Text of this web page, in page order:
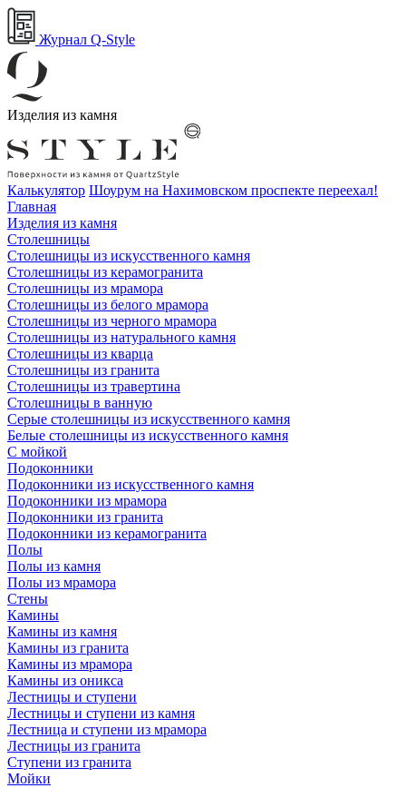
Журнал Q-Style
Изделия из камня
Калькулятор Шоурум на Нахимовском проспекте переехал!
Главная
Изделия из камня
Столешницы
Столешницы из искусственного камня
Столешницы из керамогранита
Столешницы из мрамора
Столешницы из белого мрамора
Столешницы из черного мрамора
Столешницы из натурального камня
Столешницы из кварца
Столешницы из гранита
Столешницы из травертина
Столешницы в ванную
Серые столешницы из искусственного камня
Белые столешницы из искусственного камня
С мойкой
Подоконники
Подоконники из искусственного камня
Подоконники из мрамора
Подоконники из гранита
Подоконники из керамогранита
Полы
Полы из камня
Полы из мрамора
Стены
Камины
Камины из камня
Камины из гранита
Камины из мрамора
Камины из оникса
Лестницы и ступени
Лестницы и ступени из камня
Лестница и ступени из мрамора
Лестницы из гранита
Ступени из гранита
Мойки